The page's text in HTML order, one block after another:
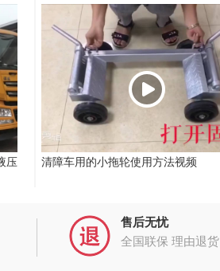
压
清障车用的小拖轮使用方法视频
售后无忧
全国联保 理由退货